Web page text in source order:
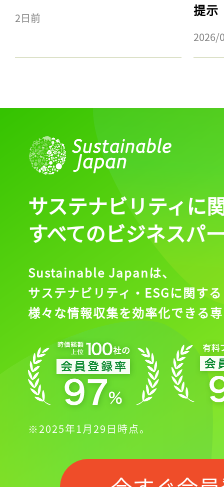
2日前
提示
2026/
サステナビリティに
すべてのビジネスパ
Sustainable Japanは、
サステナビリティ・ESGに関する
様々な情報収集を効率化できる
※2025年1月29日時点。